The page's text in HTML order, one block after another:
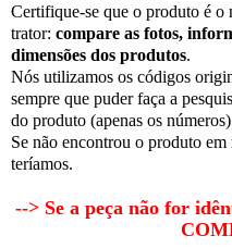
Certifique-se que o produto é o
trator: compare as fotos,
dimensões dos produtos.
Nós utilizamos os códigos
sempre que puder faça a
do produto (apenas os
Se não encontrou o produto
teríamos.
--> Se a peça não for